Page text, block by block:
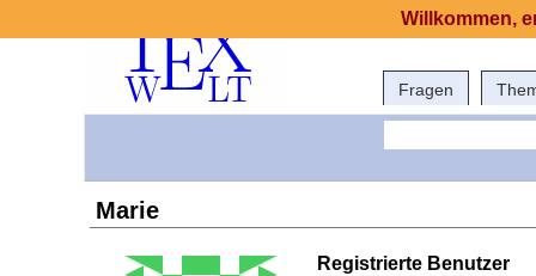
Fragen
Marie
Registrierte Benutzer
Willkommen,